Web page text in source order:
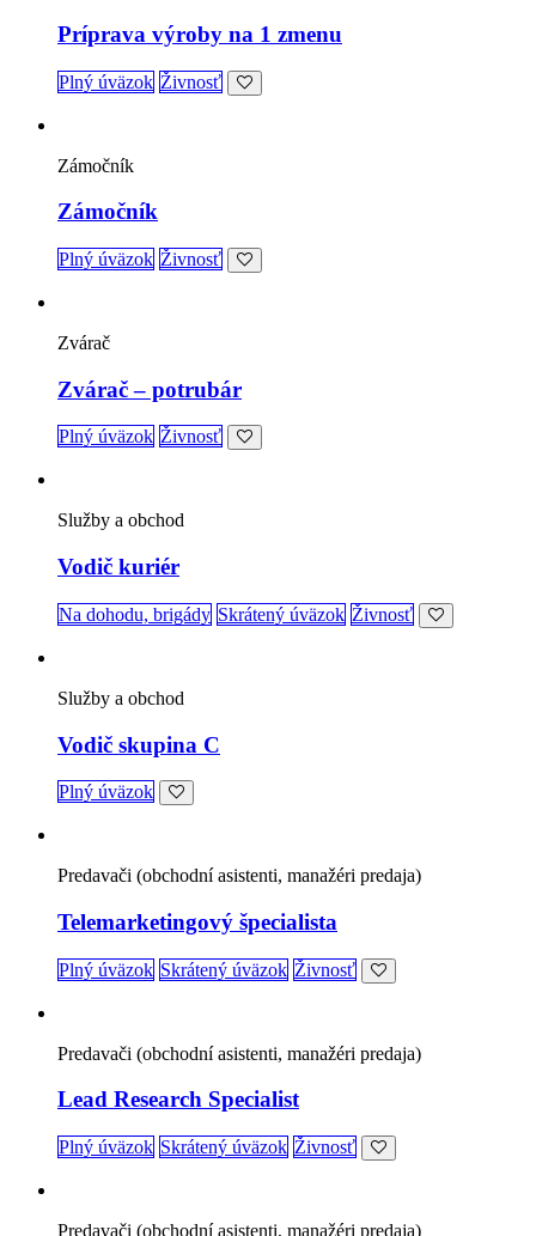
Príprava výroby na 1 zmenu
Plný úväzok Živnosť
Zámočník
Zámočník
Plný úväzok Živnosť
Zvárač
Zvárač – potrubár
Plný úväzok Živnosť
Služby a obchod
Vodič kuriér
Na dohodu, brigády Skrátený úväzok Živnosť
Služby a obchod
Vodič skupina C
Plný úväzok
Predavači (obchodní asistenti, manažéri predaja)
Telemarketingový špecialista
Plný úväzok Skrátený úväzok Živnosť
Predavači (obchodní asistenti, manažéri predaja)
Lead Research Specialist
Plný úväzok Skrátený úväzok Živnosť
Predavači (obchodní asistenti, manažéri predaja)